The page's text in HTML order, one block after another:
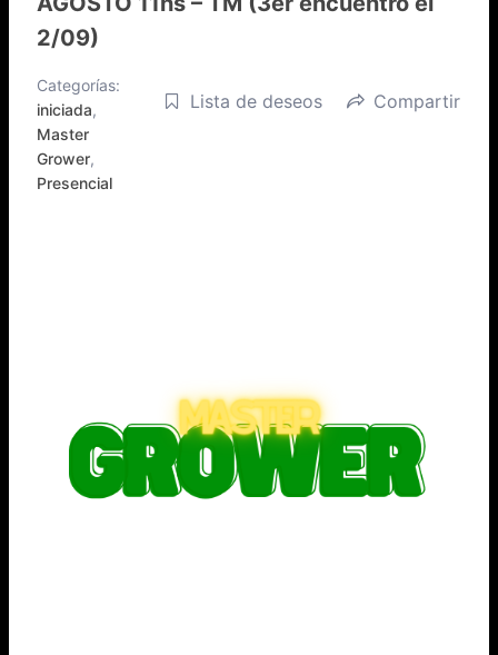
2/09)
Categorías:
iniciada,
Master
Grower,
Presencial
Lista de deseos Compartir